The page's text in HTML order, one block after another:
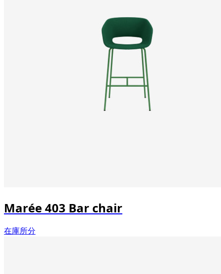
Marée 403 Bar chair
在庫所分